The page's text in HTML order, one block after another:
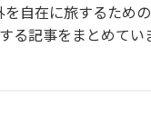
自在に旅するため
る記事をまとめて